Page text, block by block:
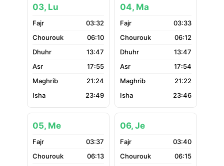
03, Lu
03:32
06:10
13:47
17:55
21:24
23:49
04, Ma
03:33
06:12
13:47
17:54
21:22
23:46
05, Me
03:37
06:13
06, Je
03:40
06:15